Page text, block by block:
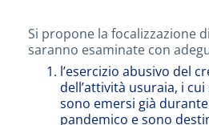
Si propone la focalizzazione
saranno esaminate con
l’esercizio abusivo del
dell’attività usuraia, i
sono emersi già
pandemico e sono